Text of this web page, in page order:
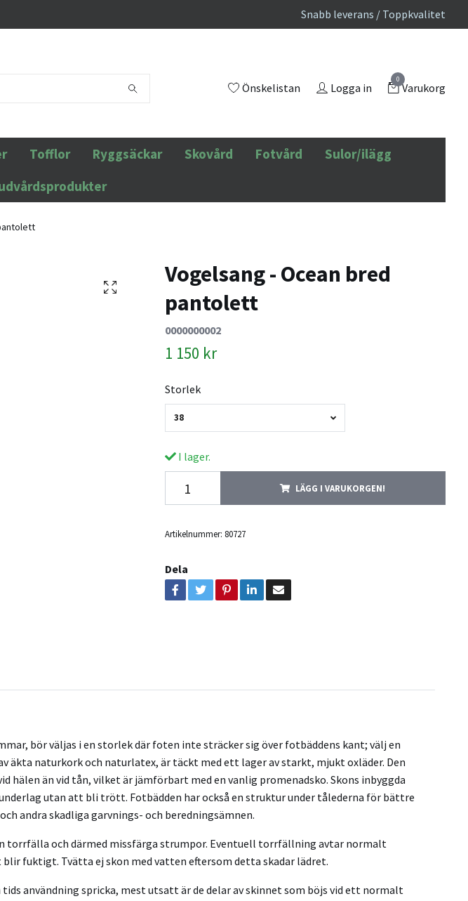
Snabb leverans / Toppkvalitet
Önskelistan Logga in
0
Varukorg
Tofflor Ryggsäckar Skovård Fotvård
Sulor/ilägg
Vogelsang - Ocean bred
pantolett
0000000002
1 150 kr
Storlek
38
I lager.
LÄGG I VARUKORGEN!
Artikelnummer: 80727
Dela
bör väljas i en storlek där foten inte sträcker sig över fotbäddens kant; välj en
äkta naturkork och naturlatex, är täckt med ett lager av starkt, mjukt oxläder. Den
hälen än vid tån, vilket är jämförbart med en vanlig promenadsko. Skons inbyggda
utan att bli trött. Fotbädden har också en struktur under tålederna för bättre
andra skadliga garvnings- och beredningsämnen.
torrfälla och därmed missfärga strumpor. Eventuell torrfällning avtar normalt
fuktigt. Tvätta ej skon med vatten eftersom detta skadar lädret.
användning spricka, mest utsatt är de delar av skinnet som böjs vid ett normalt